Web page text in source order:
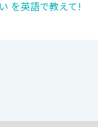
を英語で教えて!